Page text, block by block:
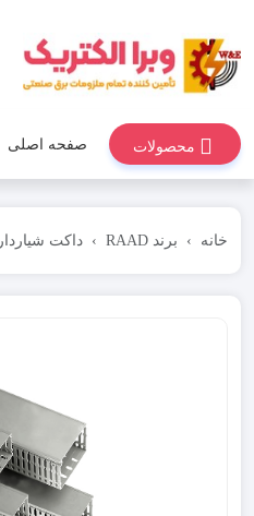
محصولات صفحه اصلی
خانه برند RAAD داکت شیاردار